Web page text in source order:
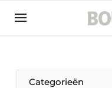
Aanmelden
Bedrijven
Categorieën